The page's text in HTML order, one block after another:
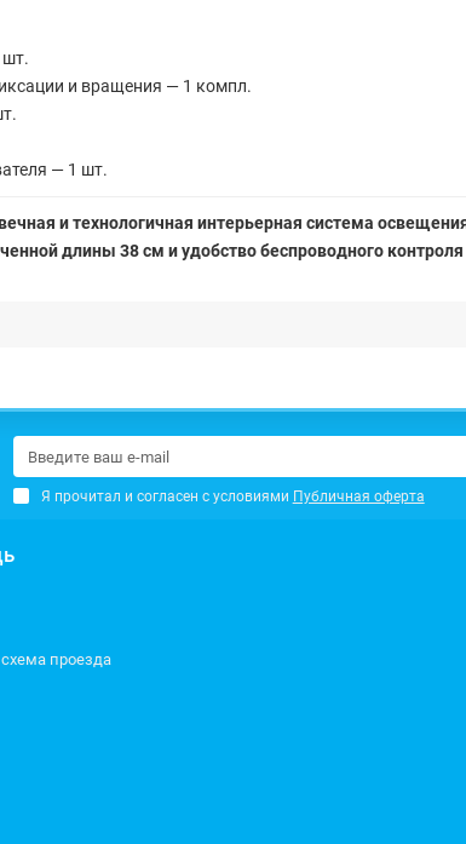
шт.
и вращения — 1 компл.
— 1 шт.
и технологичная интерьерная система
длины 38 см и удобство беспроводного
Я прочитал и согласен с условиями Публичная оферта
проезда